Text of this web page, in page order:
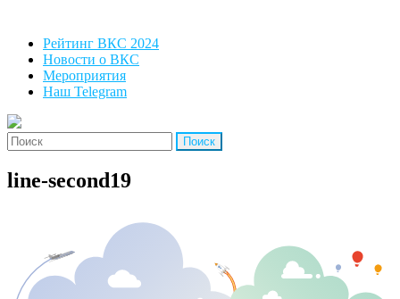
Рейтинг ВКС 2024
Новости о ВКС
Мероприятия
Наш Telegram
'Найти:
line-second19